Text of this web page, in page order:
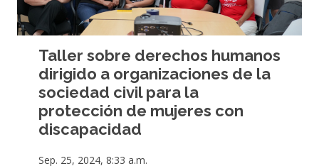
Taller sobre derechos humanos
dirigido a organizaciones de la
sociedad civil para la
protección de mujeres con
discapacidad
Sep. 25, 2024, 8:33 a.m.